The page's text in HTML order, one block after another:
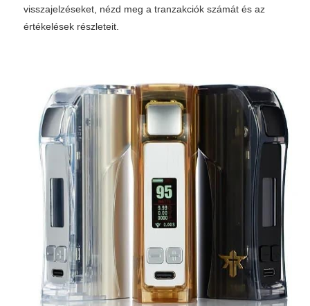
visszajelzéseket, nézd meg a tranzakciók számát és az
értékelések részleteit.